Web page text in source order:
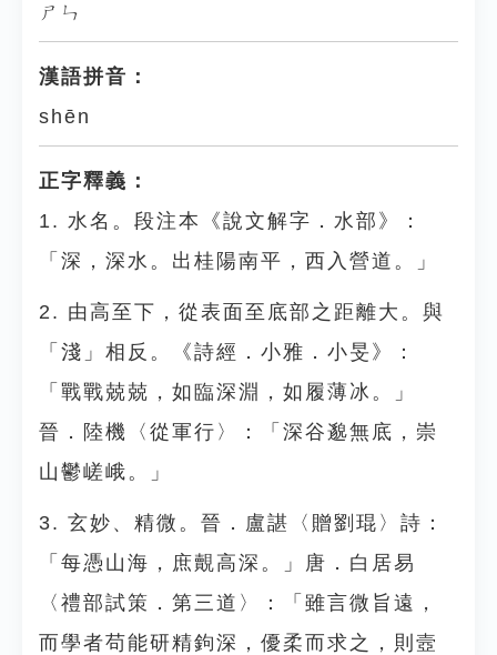
ㄕㄣ
漢語拼音：
shēn
正字釋義：
1. 水名。段注本《說文解字．水部》：
「深，深水。出桂陽南平，西入營道。」
2. 由高至下，從表面至底部之距離大。與
「淺」相反。《詩經．小雅．小旻》：
「戰戰兢兢，如臨深淵，如履薄冰。」
晉．陸機〈從軍行〉：「深谷邈無底，崇
山鬱嵯峨。」
3. 玄妙、精微。晉．盧諶〈贈劉琨〉詩：
「每憑山海，庶覿高深。」唐．白居易
〈禮部試策．第三道〉：「雖言微旨遠，
而學者苟能研精鉤深，優柔而求之，則壼